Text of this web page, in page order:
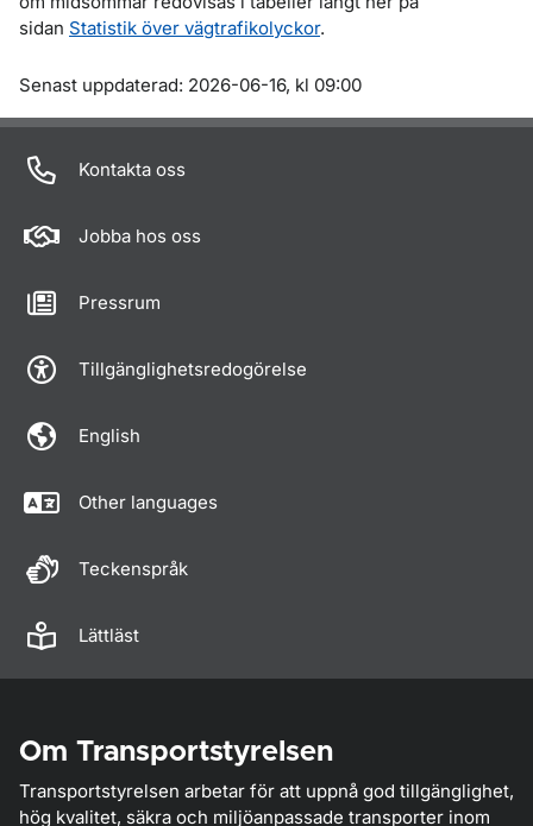
sidan Statistik över vägtrafikolyckor.
Om sidan
Senast uppdaterad: 2026-06-16, kl 09:00
Kontakta oss
Jobba hos oss
Pressrum
Tillgänglighetsredogörelse
English
Other languages
Teckenspråk
Lättläst
Om Transportstyrelsen
Transportstyrelsen arbetar för att uppnå god tillgänglighet,
hög kvalitet, säkra och miljöanpassade transporter inom